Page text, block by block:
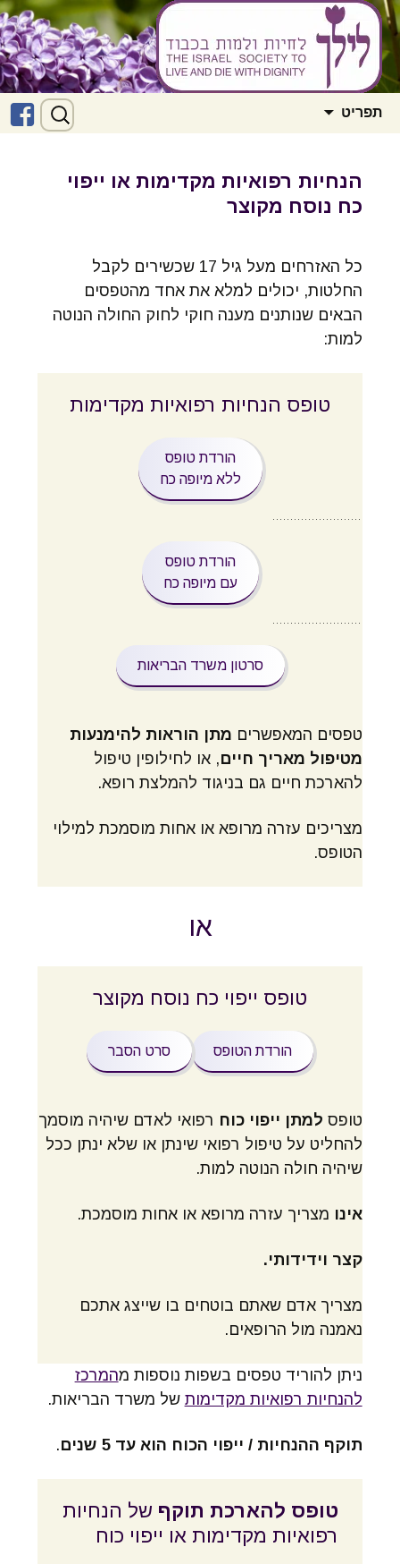
ליל"ך – לחיות ולמות בכבוד
תפריט חיפוש:
הנחיות רפואיות מקדימות או ייפוי
כח נוסח מקוצר
כל האזרחים מעל גיל 17 שכשירים לקבל
החלטות, יכולים למלא את אחד מהטפסים
הבאים שנותנים מענה חוקי לחוק החולה הנוטה
למות:
טופס הנחיות רפואיות מקדימות
הורדת טופס
ללא מיופה כח
הורדת טופס
עם מיופה כח
סרטון משרד הבריאות
טפסים המאפשרים מתן הוראות להימנעות
מטיפול מאריך חיים, או לחילופין טיפול
להארכת חיים גם בניגוד להמלצת רופא.
מצריכים עזרה מרופא או אחות מוסמכת למילוי
הטופס.
או
טופס ייפוי כח נוסח מקוצר
הורדת הטופס סרט הסבר
טופס למתן ייפוי כוח רפואי לאדם שיהיה מוסמך
להחליט על טיפול רפואי שינתן או שלא ינתן ככל
שיהיה חולה הנוטה למות.
אינו מצריך עזרה מרופא או אחות מוסמכת.
קצר וידידותי.
מצריך אדם שאתם בוטחים בו שייצג אתכם
נאמנה מול הרופאים.
ניתן להוריד טפסים בשפות נוספות מהמרכז
להנחיות רפואיות מקדימות של משרד הבריאות.
תוקף ההנחיות / ייפוי הכוח הוא עד 5 שנים .
טופס להארכת תוקף של הנחיות
רפואיות מקדימות או ייפוי כוח